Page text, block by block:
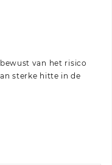
van het risico
sterke hitte in de